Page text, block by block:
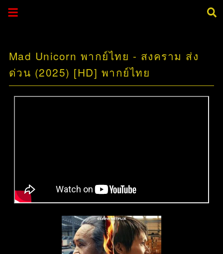
Mad Unicorn พากย์ไทย - สงคราม ส่ง
ด่วน (2025) [HD] พากย์ไทย